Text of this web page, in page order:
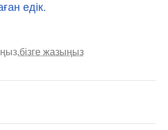
едік.
бізге жазыңыз